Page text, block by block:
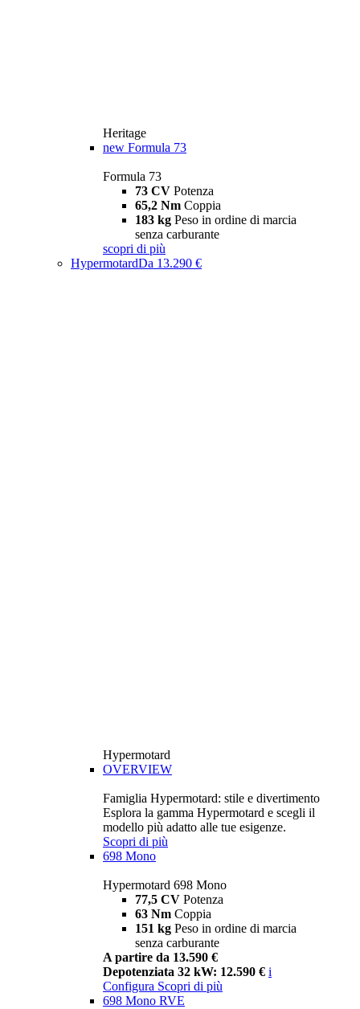
Heritage
new Formula 73
Formula 73
73 CV Potenza
65,2 Nm Coppia
183 kg Peso in ordine di marcia
senza carburante
scopri di più
HypermotardDa 13.290 €
Hypermotard
OVERVIEW
Famiglia Hypermotard: stile e divertimento
Esplora la gamma Hypermotard e scegli il
modello più adatto alle tue esigenze.
Scopri di più
698 Mono
Hypermotard 698 Mono
77,5 CV Potenza
63 Nm Coppia
151 kg Peso in ordine di marcia
senza carburante
A partire da 13.590 €
Depotenziata 32 kW: 12.590 € i
Configura Scopri di più
698 Mono RVE